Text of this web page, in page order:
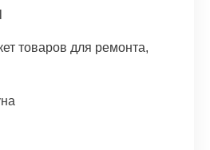
товаров для ремонта,